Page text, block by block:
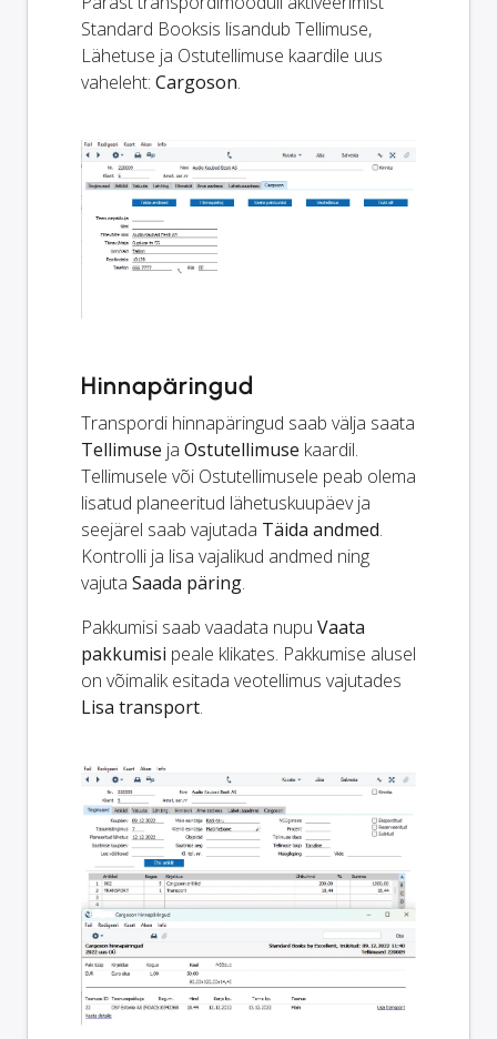
Standard Booksis lisandub Tellimuse,
Lähetuse ja Ostutellimuse kaardile uus
vaheleht: Cargoson.
Hinnapäringud
Transpordi hinnapäringud saab välja saata
Tellimuse ja Ostutellimuse kaardil.
Tellimusele või Ostutellimusele peab olema
lisatud planeeritud lähetuskuupäev ja
seejärel saab vajutada Täida andmed.
Kontrolli ja lisa vajalikud andmed ning
vajuta Saada päring.
Pakkumisi saab vaadata nupu Vaata
pakkumisi peale klikates. Pakkumise alusel
on võimalik esitada veotellimus vajutades
Lisa transport.